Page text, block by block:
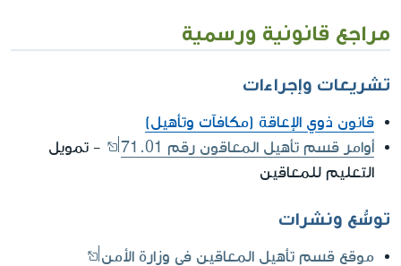
مراجع قانونية ورسمية
تشريعات وإجراءات
قانون ذوي الإعاقة (مكافآت وتأهيل)
أوامر قسم تأهيل المعاقون رقم 71.01
- تمويل
التعليم للمعاقين
توسُّع ونشرات
موقع قسم تأهيل المعاقين في وزارة الأمن